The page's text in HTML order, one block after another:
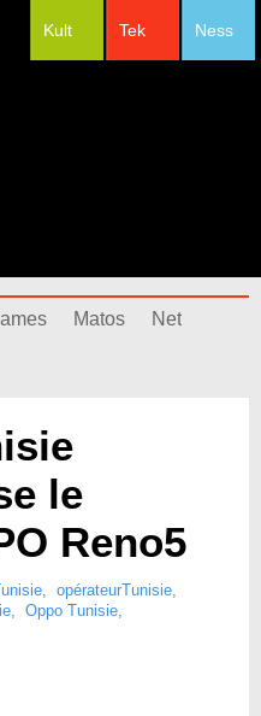
Ness
Tek
Kult
Matos
Net
le
Reno5
, opérateurTunisie,
, Oppo Tunisie,